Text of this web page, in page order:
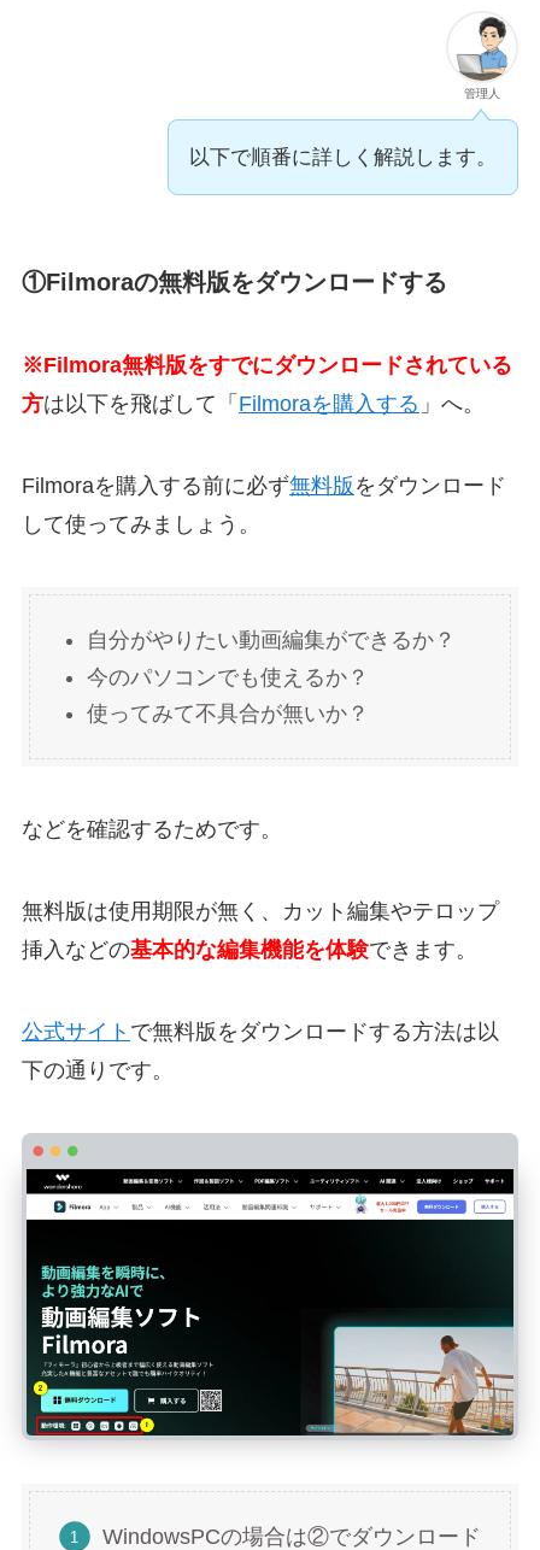
管理人
以下で順番に詳しく解説します。
①Filmoraの無料版をダウンロードする
※Filmora無料版をすでにダウンロードされている
方は以下を飛ばして「 Filmoraを購入する 」へ。
Filmoraを購入する前に必ず無料版 をダウンロード
して使ってみましょう。
自分がやりたい動画編集ができるか？
今のパソコンでも使えるか？
使ってみて不具合が無いか？
などを確認するためです。
無料版は使用期限が無く、カット編集やテロップ
挿入などの基本的な編集機能を体験できます。
公式サイト で無料版をダウンロードする方法は以
下の通りです。
WindowsPCの場合は②でダウンロード